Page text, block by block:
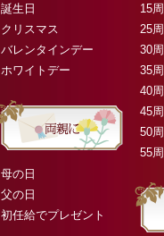
誕生日
クリスマス
バレンタインデー
ホワイトデー
母の日
父の日
初任給でプレゼント
15
25
30
35
40
45
50
55